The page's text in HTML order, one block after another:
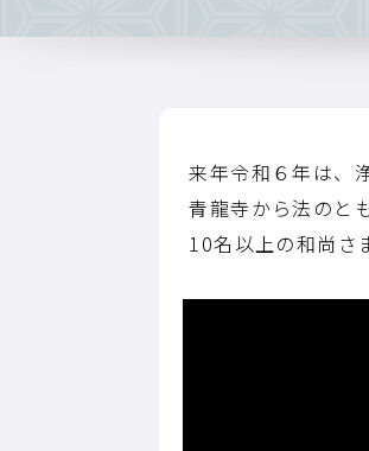
来年令和６年は、
青龍寺から法のと
10名以上の和尚さ